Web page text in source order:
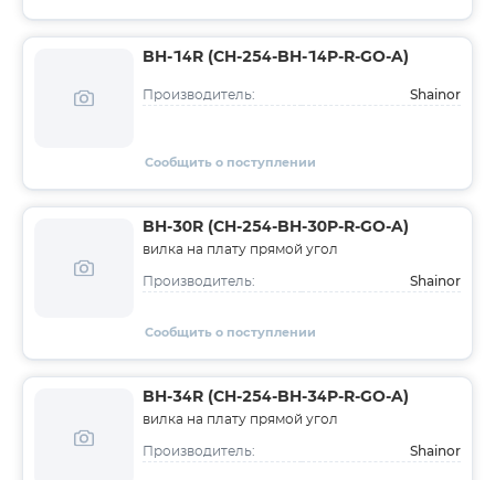
BH-14R (CH-254-BH-14P-R-GO-A)
Производитель: Shainor
Сообщить о поступлении
BH-30R (CH-254-BH-30P-R-GO-A)
вилка на плату прямой угол
Производитель: Shainor
Сообщить о поступлении
BH-34R (CH-254-BH-34P-R-GO-A)
вилка на плату прямой угол
Производитель: Shainor